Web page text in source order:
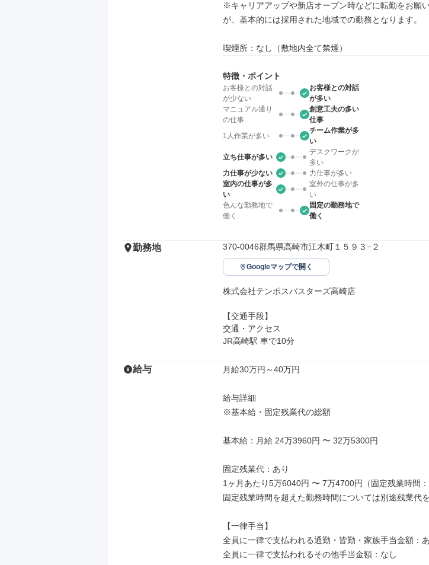
※キャリアアップや新店オープン時などに転勤をお願
が、基本的には採用された地域での勤務となります。
喫煙所：なし（敷地内全て禁煙）
特徴・ポイント
お客様との対話
が少ない
お客様との対話
が多い
マニュアル通り
の仕事
創意工夫の多い
仕事
1人作業が多い
チーム作業が多
い
立ち仕事が多い
デスクワークが
多い
力仕事が少ない
力仕事が多い
室内の仕事が多
い
室外の仕事が多
い
色んな勤務地で
働く
固定の勤務地で
働く
勤務地 370-0046群馬県高崎市江木町１５９３−２
Googleマップで開く
株式会社テンポスバスターズ高崎店
【交通手段】
交通・アクセス
JR高崎駅 車で10分
給与 月給30万円～40万円
給与詳細
※基本給・固定残業代の総額
基本給：月給 24万3960円 〜 32万5300円
固定残業代：あり
1ヶ月あたり5万6040円 〜 7万4700円（固定残業時間：
固定残業時間を超えた勤務時間については別途残業代
【一律手当】
全員に一律で支払われる通勤・皆勤・家族手当金額：
全員に一律で支払われるその他手当金額：なし